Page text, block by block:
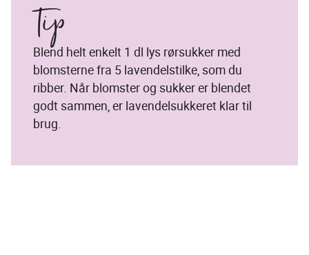
Tip
Blend helt enkelt 1 dl lys rørsukker med
blomsterne fra 5 lavendelstilke, som du
ribber. Når blomster og sukker er blendet
godt sammen, er lavendelsukkeret klar til
brug.